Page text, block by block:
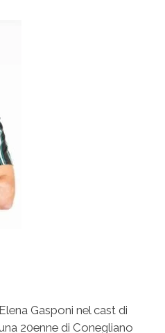
Gasponi nel cast di
20enne di Conegliano